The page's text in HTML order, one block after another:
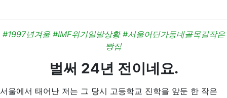
#1997년겨울 #IMF위기일발상황 #서울어딘가동네골목길작은
빵집
벌써 24년 전이네요.
서울에서 태어난 저는 그 당시 고등학교 진학을 앞둔 한 작은